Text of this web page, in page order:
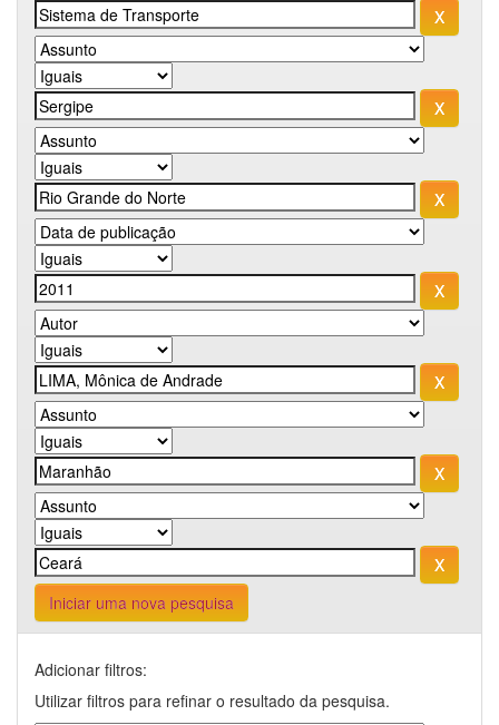
Iniciar uma nova pesquisa
Adicionar filtros:
Utilizar filtros para refinar o resultado da pesquisa.